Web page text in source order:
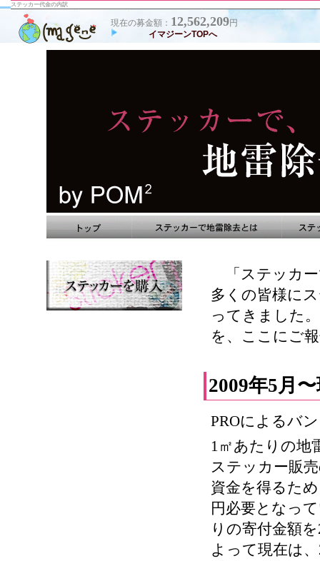
ステッカー代金の内訳
現在の募金額： 12,562,209円
イマジーンTOPへ
「ステッカー
多くの皆様に
ってきました
を、ここにご
2009年5月
PROによるバ
1㎡あたりの地
ステッカー販
資金を得るた
円必要となっ
りの寄付金額
よって現在は